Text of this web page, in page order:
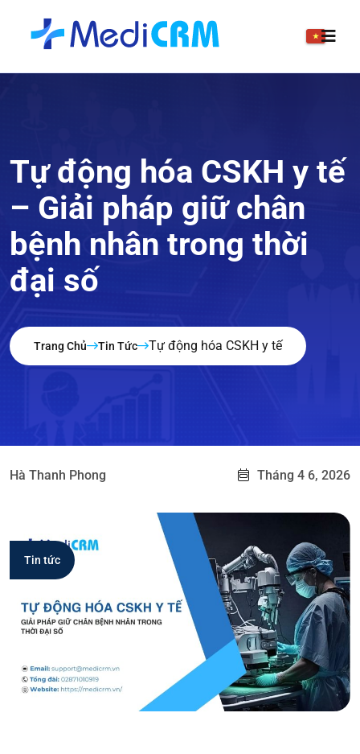
Tự động hóa CSKH y tế
– Giải pháp giữ chân
bệnh nhân trong thời
đại số
Trang Chủ Tin Tức Tự động hóa CSKH y tế
Hà Thanh Phong Tháng 4 6, 2026
Tin tức